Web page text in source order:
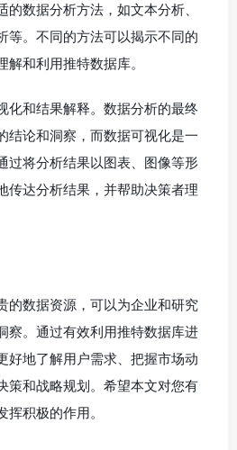
数据分析方法，如文本分析、
等。不同的方法可以揭示不同的
和利用推特数据库。
化和结果解释。数据分析的最终
结论和洞察，而数据可视化是一
过将分析结果以图表、图像等形
传达分析结果，并帮助决策者理
的数据资源，可以为企业和研究
察。通过有效利用推特数据库进
好地了解用户需求、把握市场动
策和战略规划。希望本文对您有
积极的作用。